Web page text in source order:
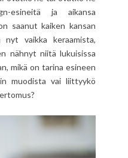
esineitä ja aikansa
saanut kaiken kansan
nyt vaikka keraamista,
nähnyt niitä lukuisissa
mikä on tarina esineen
muodista vai liittyykö